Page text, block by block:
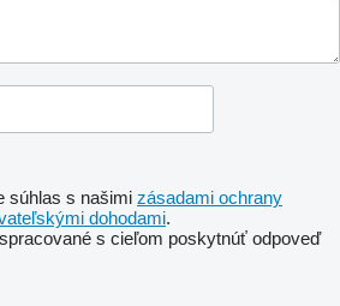
súhlas s našimi zásadami ochrany
dohodami.
s cieľom poskytnúť odpoveď